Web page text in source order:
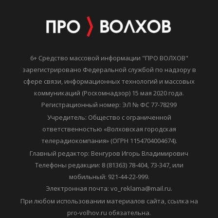
6+ Средство массовой информации "ПРО ВОЛХОВ"
зарегистрировано Федеральной службой по надзору в
сфере связи, информационных технологий и массовых
коммуникаций (Роскомнадзор) 15 мая 2020 года.
Регистрационный номер: ЭЛ № ФС 77-78299
Учредитель: Общество с ограниченной
ответственностью «Волховская городская
телерадиокомпания» (ОГРН 1154704004674).
Главный редактор: Венгуров Игорь Владимирович
Телефоны редакции: 8 (81363) 78-404, 73-347, или
мобильный: 921-44-22-999.
Электронная почта: vo_reklama@mail.ru.
При любом использовании материалов сайта, ссылка на
pro-volhov.ru обязательна.